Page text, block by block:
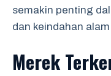
semakin penting
dan keindahan
Merek